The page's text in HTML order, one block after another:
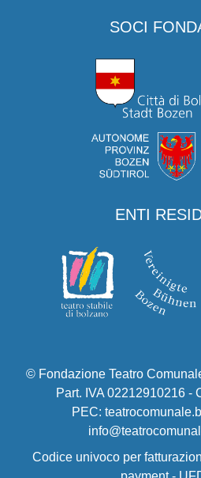
SOCI
ENTI
© Fondazione Teatro
Part. IVA 02212910216 -
PEC:
Codice univoco per